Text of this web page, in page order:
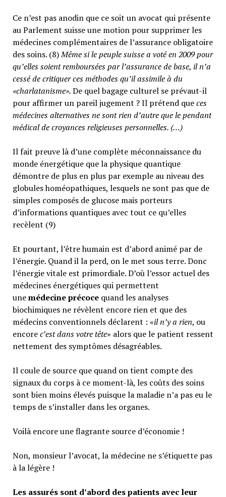
Ce n’est pas anodin que ce soit un avocat qui présente
au Parlement suisse une motion pour supprimer les
médecines complémentaires de l’assurance obligatoire
des soins. (8)Même si le peuple suisse a voté en 2009 pour
qu’elles soient remboursées par l’assurance de base, il n’a
cessé de critiquer ces méthodes qu’il assimile à du
«charlatanisme».De quel bagage culturel se prévaut-il
pour affirmer un pareil jugement ? Il prétend queces
médecines alternatives ne sont rien d’autre que le pendant
médical de croyances religieuses personnelles. (…)
Il fait preuve là d’une complète méconnaissance du
monde énergétique que la physique quantique
démontre de plus en plus par exemple au niveau des
globules homéopathiques, lesquels ne sont pas que de
simples composés de glucose mais porteurs
d’informations quantiques avec tout ce qu’elles
recèlent (9)
Et pourtant, l’être humain est d’abord animé par de
l’énergie. Quand il la perd, on le met sous terre. Donc
l’énergie vitale est primordiale. D’où l’essor actuel des
médecines énergétiques qui permettent
unemédecine précoce quand les analyses
biochimiques ne révèlent encore rien et que des
médecins conventionnels déclarent : «il n’y a rien, ou
encorec’est dans votre tête» alors que le patient ressent
nettement des symptômes désagréables.
Il coule de source que quand on tient compte des
signaux du corps à ce moment-là, les coûts des soins
sont bien moins élevés puisque la maladie n’a pas eu le
temps de s’installer dans les organes.
Voilà encore une flagrante source d’économie !
Non, monsieur l’avocat, la médecine ne s’étiquette pas
à la légère !
Les assurés sont d’abord des patients avec leur